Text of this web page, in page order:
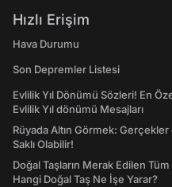
Hızlı Erişim
Hava Durumu
Son Depremler Listesi
Evlilik Yıl Dönümü Sözleri! En
Evlilik Yıl dönümü Mesajları
Rüyada Altın Görmek:
Saklı Olabilir!
Doğal Taşların Merak Edilen
Hangi Doğal Taş Ne İşe Yarar?